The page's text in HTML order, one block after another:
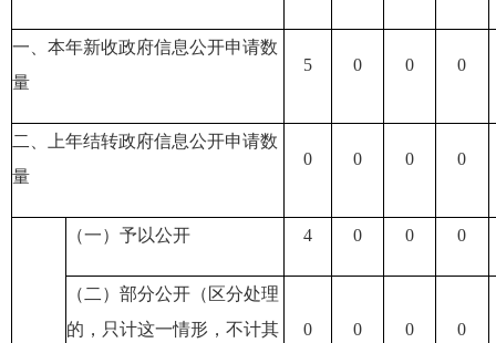
一、本年新收政府信息公开申请数
量
5 0 0 0
二、上年结转政府信息公开申请数
量
0 0 0 0
（一）予以公开 4 0 0 0
（二）部分公开（区分处理
的，只计这一情形，不计其
0 0 0 0